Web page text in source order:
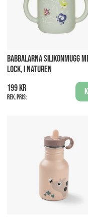
BABBALARNA SILIKONMUGG
LOCK, I NATUREN
199 kr
Rek. pris: